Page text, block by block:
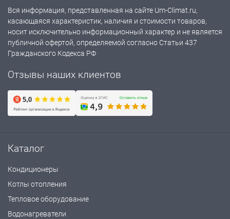
Вся информация, представленная на сайте Um-Climat.ru,
касающаяся характеристик, наличия и стоимости товаров,
носит исключительно информационный характер и не является
публичной офертой, определяемой согласно Статьи 437
Гражданского Кодекса РФ
Отзывы наших клиентов
Каталог
Кондиционеры
Котлы отопления
Тепловое оборудование
Водонагреватели